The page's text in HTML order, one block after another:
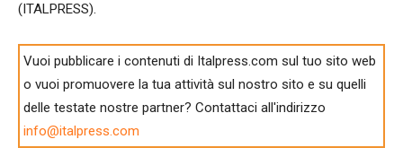
(ITALPRESS).
Vuoi pubblicare i contenuti di Italpress.com sul tuo sito web
o vuoi promuovere la tua attività sul nostro sito e su quelli
delle testate nostre partner? Contattaci all'indirizzo
info@italpress.com